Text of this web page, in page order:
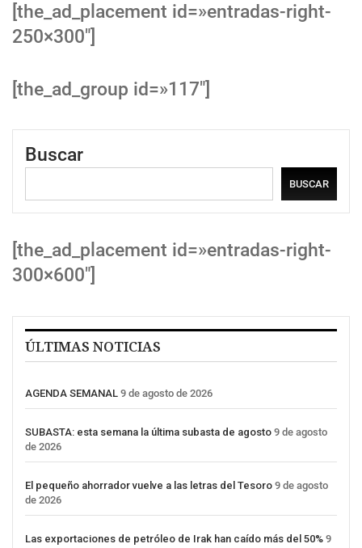
[the_ad_placement id=»entradas-right-
250×300″]
[the_ad_group id=»117″]
Buscar
BUSCAR
[the_ad_placement id=»entradas-right-
300×600″]
ÚLTIMAS NOTICIAS
AGENDA SEMANAL 9 de agosto de 2026
SUBASTA: esta semana la última subasta de agosto 9 de agosto
de 2026
El pequeño ahorrador vuelve a las letras del Tesoro 9 de agosto
de 2026
Las exportaciones de petróleo de Irak han caído más del 50% 9